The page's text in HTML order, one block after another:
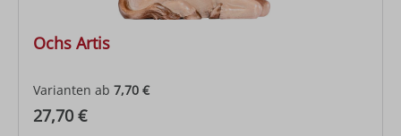
Ochs Artis
Varianten ab 7,70 €
Regulärer Preis:
27,70 €